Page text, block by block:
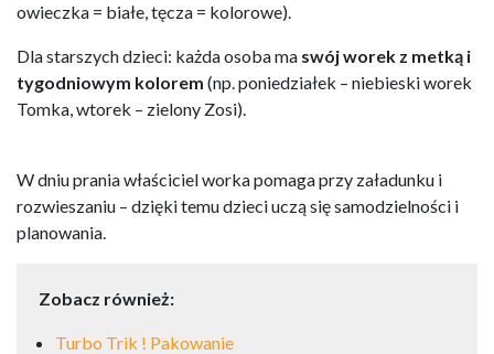
owieczka = białe, tęcza = kolorowe).
Dla starszych dzieci: każda osoba ma swój worek z metką i
tygodniowym kolorem (np. poniedziałek – niebieski worek
Tomka, wtorek – zielony Zosi).
W dniu prania właściciel worka pomaga przy załadunku i
rozwieszaniu – dzięki temu dzieci uczą się samodzielności i
planowania.
Zobacz również:
Turbo Trik ! Pakowanie